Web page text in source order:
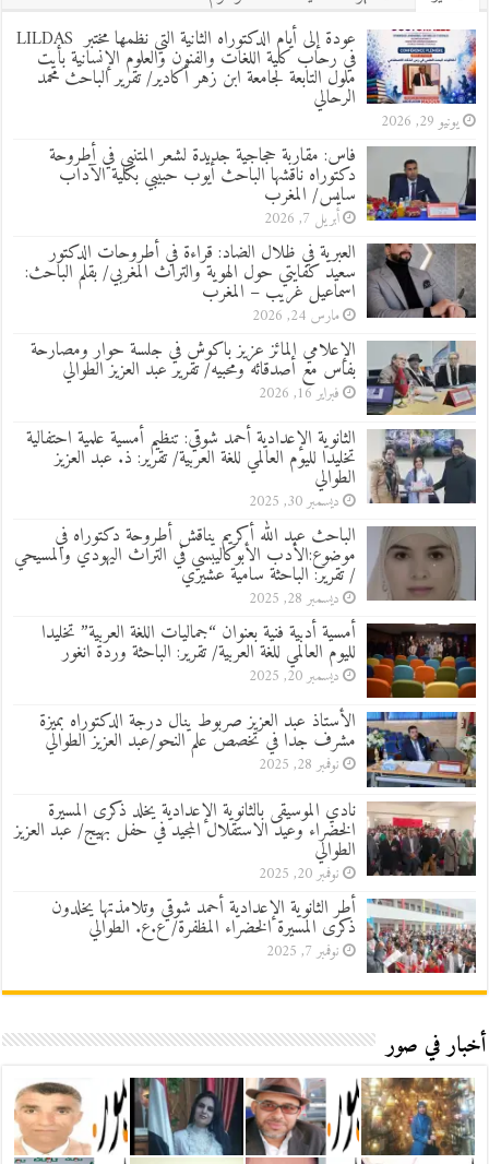
عودة إلى أيام الدكتوراه الثانية التي نظمها مختبر LILDAS
في رحاب كلية اللغات والفنون والعلوم الإنسانية بأيت
ملول التابعة لجامعة ابن زهر أكادير/ تقرير الباحث محمد
الرحالي
يونيو 29, 2026
فاس: مقاربة حجاجية جديدة لشعر المتنبي في أطروحة
دكتوراه ناقشها الباحث أيوب حبيبي بكلية الآداب
سايس/ المغرب
أبريل 7, 2026
العبرية في ظلال الضاد: قراءة في أطروحات الدكتور
سعيد كفايتي حول الهوية والتراث المغربي/ بقلم الباحث:
اسماعيل غريب – المغرب
مارس 24, 2026
الإعلامي المائز عزيز باكوش في جلسة حوار ومصارحة
بفاس مع أصدقائه ومحبيه/ تقرير عبد العزيز الطوالي
فبراير 16, 2026
الثانوية الإعدادية أحمد شوقي: تنظيم أمسية علمية احتفالية
تخليدا لليوم العالمي للغة العربية/ تقرير: ذ. عبد العزيز
الطوالي
ديسمبر 30, 2025
الباحث عبد الله أكريم يناقش أطروحة دكتوراه في
موضوع:الأدب الأبوكاليبسي في التراث اليهودي والمسيحي
/ تقرير: الباحثة سامية عشيري
ديسمبر 28, 2025
أمسية أدبية فنية بعنوان “جماليات اللغة العربية” تخليدا
لليوم العالمي للغة العربية/ تقرير: الباحثة وردة انغور
ديسمبر 20, 2025
الأستاذ عبد العزيز صربوط ينال درجة الدكتوراه بميزة
مشرف جدا في تخصص علم النحو/عبد العزيز الطوالي
نوفمبر 28, 2025
نادي الموسيقى بالثانوية الإعدادية يخلد ذكرى المسيرة
الخضراء وعيد الاستقلال المجيد في حفل بهيج/ عبد العزيز
الطوالي
نوفمبر 20, 2025
أطر الثانوية الإعدادية أحمد شوقي وتلامذتها يخلدون
ذكرى المسيرة الخضراء المظفرة/ ع.ع. الطوالي
نوفمبر 7, 2025
أخبار في صور